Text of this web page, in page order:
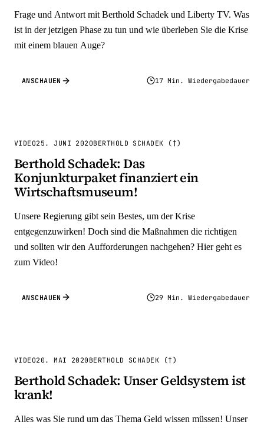
Frage und Antwort mit Berthold Schadek und Liberty TV. Was
ist in der jetzigen Phase zu tun und wie überleben Sie die Krise
mit einem blauen Auge?
ANSCHAUEN 17 Min. Wiedergabedauer
VIDEO25. JUNI 2020BERTHOLD SCHADEK (†)
Berthold Schadek: Das
Konjunkturpaket finanziert ein
Wirtschaftsmuseum!
Unsere Regierung gibt sein Bestes, um der Krise
entgegenzuwirken! Doch sind die Maßnahmen die richtigen
und sollten wir den Aufforderungen nachgehen? Hier geht es
zum Video!
ANSCHAUEN 29 Min. Wiedergabedauer
VIDEO20. MAI 2020 BERTHOLD SCHADEK (†)
Berthold Schadek: Unser Geldsystem ist
krank!
Alles was Sie rund um das Thema Geld wissen müssen! Unser